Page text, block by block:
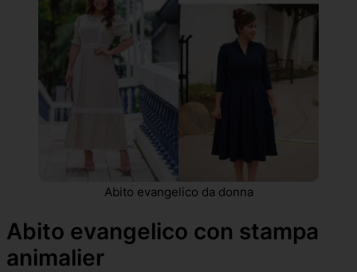
Abito evangelico da donna
Abito evangelico con stampa
animalier